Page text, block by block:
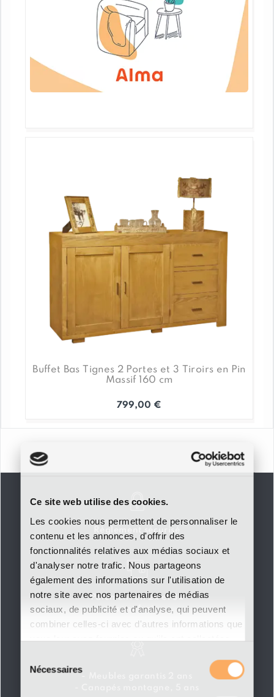
Ce site web utilise des cookies.
Les cookies nous permettent de personnaliser le
contenu et les annonces, d'offrir des
fonctionnalités relatives aux médias sociaux et
d'analyser notre trafic. Nous partageons
également des informations sur l'utilisation de
notre site avec nos partenaires de médias
sociaux, de publicité et d'analyse, qui peuvent
combiner celles-ci avec d'autres informations que
vous leur avez fournies ou qu'ils ont collectées
Nécessaires
04 79 38 25 63
Mon compte
Buffet Bas Tignes 2 Portes et 3 Tiroirs en Pin
Massif 160 cm
799,00 €
Paiement en 2x et 3x
sans frais